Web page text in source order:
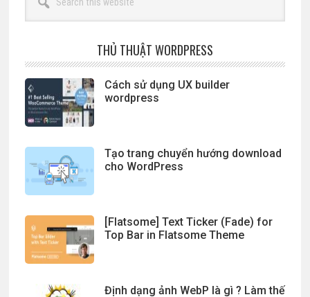
this
website
THỦ THUẬT WORDPRESS
Cách sử dụng UX builder
wordpress
Tạo trang chuyển hướng download
cho WordPress
[Flatsome] Text Ticker (Fade) for
Top Bar in Flatsome Theme
Định dạng ảnh WebP là gì ? Làm thế